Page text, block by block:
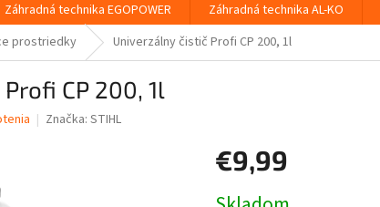
Záhradná technika EGOPOWER Záhradná technika AL-KO
prostriedky Univerzálny čistič Profi CP 200, 1l
CP 200, 1l
Značka: STIHL
€9,99